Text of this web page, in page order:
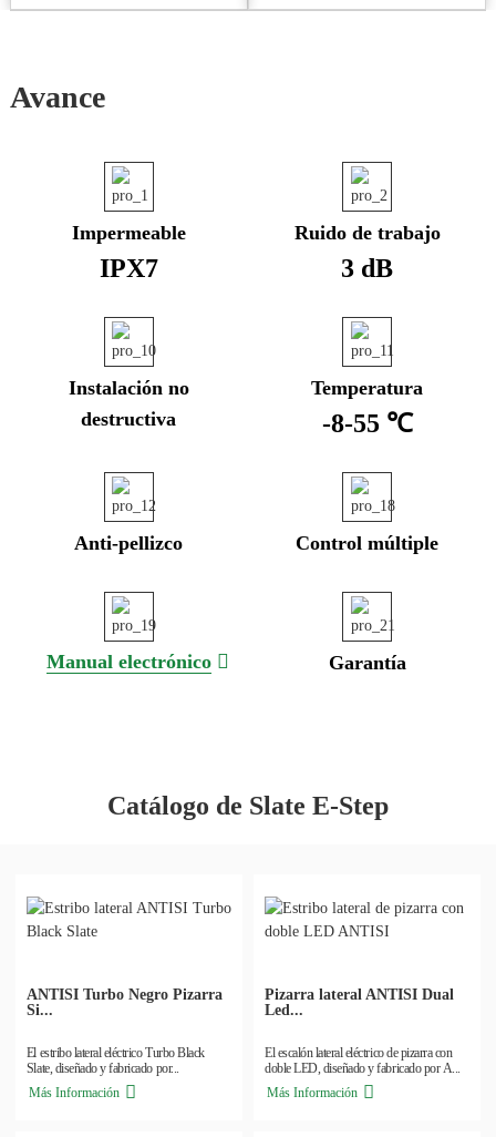
Avance
Impermeable
IPX7
Ruido de trabajo
3 dB
Instalación no
destructiva
Temperatura
-8-55 ℃
Anti-pellizco Control múltiple
Manual electrónico Garantía
Catálogo de Slate E-Step
ANTISI Turbo Negro Pizarra
Si...
El estribo lateral eléctrico Turbo Black
Slate, diseñado y fabricado por...
Más Información
Pizarra lateral ANTISI Dual
Led...
El escalón lateral eléctrico de pizarra con
doble LED, diseñado y fabricado por A...
Más Información